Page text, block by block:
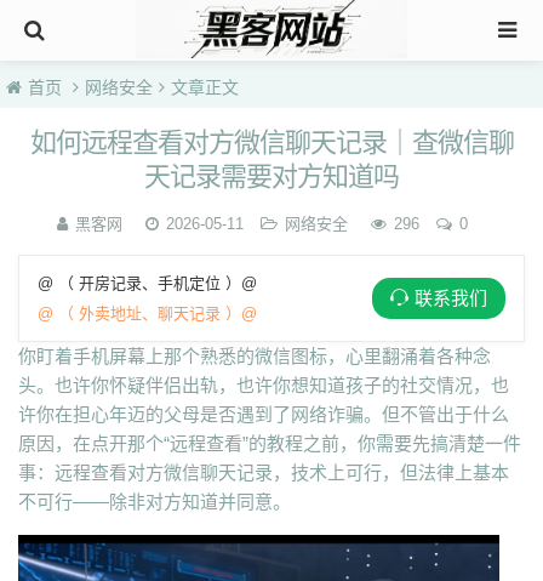
首页 网络安全 文章正文
如何远程查看对方微信聊天记录｜查微信聊
天记录需要对方知道吗
黑客网 2026-05-11 网络安全 296 0
@ （ 开房记录、手机定位 ）@
@ （ 外卖地址、聊天记录 ）@
联系我们
你盯着手机屏幕上那个熟悉的微信图标，心里翻涌着各种念
头。也许你怀疑伴侣出轨，也许你想知道孩子的社交情况，也
许你在担心年迈的父母是否遇到了网络诈骗。但不管出于什么
原因，在点开那个“远程查看”的教程之前，你需要先搞清楚一件
事：远程查看对方微信聊天记录，技术上可行，但法律上基本
不可行——除非对方知道并同意。